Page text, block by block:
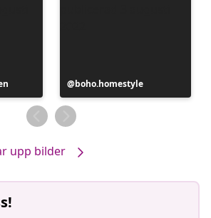
Inlägg
publicerat
av
boho.homestyle
upp bilder